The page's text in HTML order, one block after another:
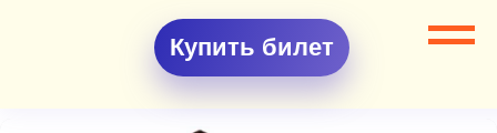
Купить билет